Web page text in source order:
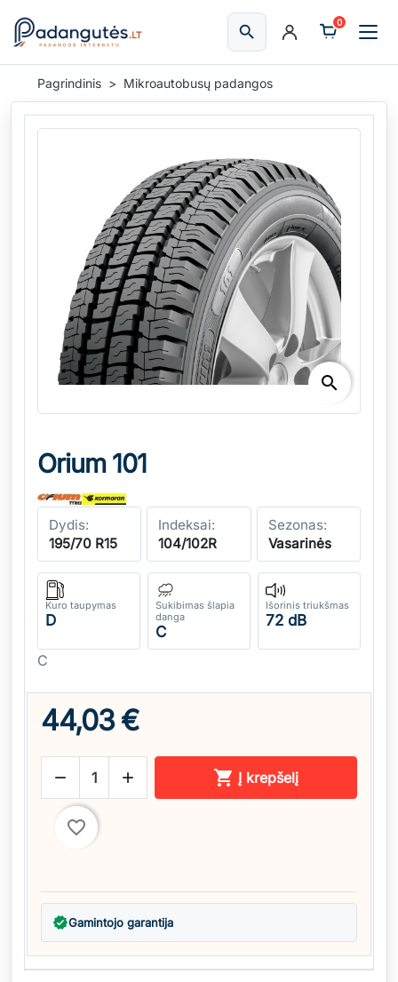
searchIeškoti
0
Pagrindinis Mikroautobusų padangos
search
Orium 101
Dydis:
195/70 R15
Indeksai:
104/102R
Sezonas:
Vasarinės
Kuro taupymas
D
Sukibimas šlapia
danga
C
Išorinis triukšmas
72 dB
C
44,03 €
   Į krepšelį
favorite_border
verifiedGamintojo garantija